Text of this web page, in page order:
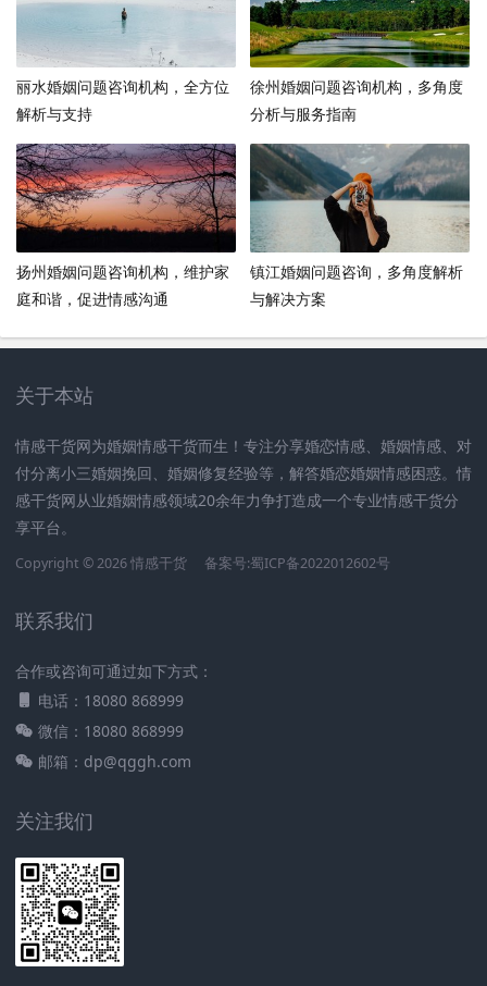
丽水婚姻问题咨询机构，全方位
解析与支持
徐州婚姻问题咨询机构，多角度
分析与服务指南
扬州婚姻问题咨询机构，维护家
庭和谐，促进情感沟通
镇江婚姻问题咨询，多角度解析
与解决方案
关于本站
情感干货网为婚姻情感干货而生！专注分享婚恋情感、婚姻情感、对
付分离小三婚姻挽回、婚姻修复经验等，解答婚恋婚姻情感困惑。情
感干货网从业婚姻情感领域20余年力争打造成一个专业情感干货分
享平台。
Copyright © 2026 情感干货 备案号:蜀ICP备2022012602号
联系我们
合作或咨询可通过如下方式：
电话：18080 868999
微信：18080 868999
邮箱：dp@qggh.com
关注我们